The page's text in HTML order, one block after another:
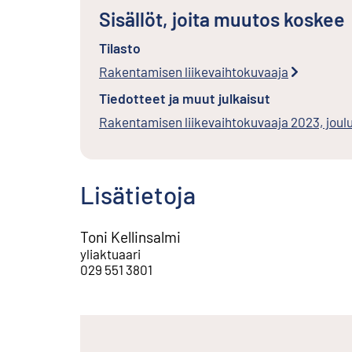
Sisällöt, joita muutos koskee
Tilasto
Rakentamisen liikevaihtokuvaaja
Tiedotteet ja muut julkaisut
Rakentamisen liikevaihtokuvaaja 2023,
Lisätietoja
Toni Kellinsalmi
yliaktuaari
029 551 3801